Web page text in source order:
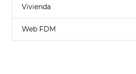
Vivienda
Web FDM